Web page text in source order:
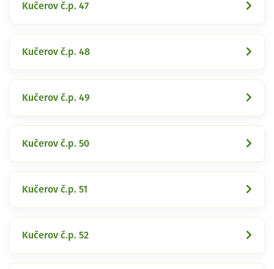
Kučerov č.p. 47
Kučerov č.p. 48
Kučerov č.p. 49
Kučerov č.p. 50
Kučerov č.p. 51
Kučerov č.p. 52